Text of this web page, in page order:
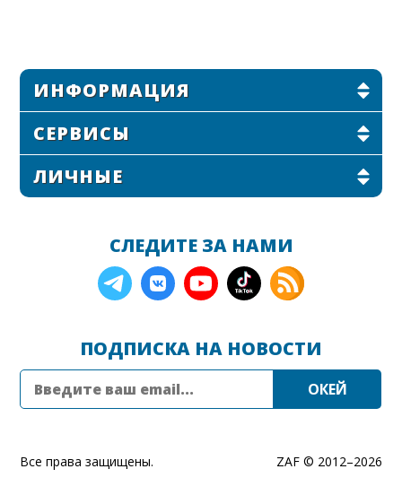
ИНФОРМАЦИЯ
СЕРВИСЫ
ЛИЧНЫЕ
СЛЕДИТЕ ЗА НАМИ
ПОДПИСКА НА НОВОСТИ
ZAF © 2012–2026
Все права защищены.